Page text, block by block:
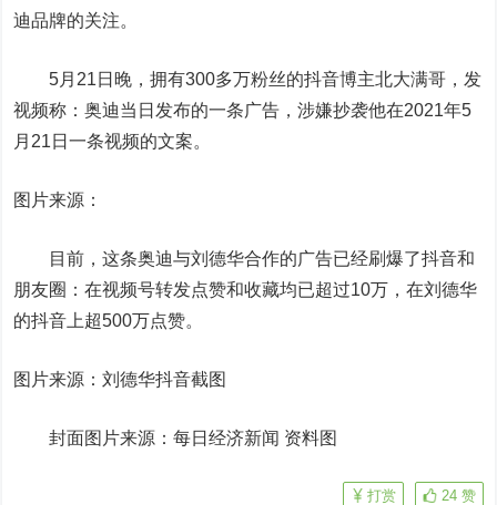
迪品牌的关注。
5月21日晚，拥有300多万粉丝的抖音博主北大满哥，发
视频称：奥迪当日发布的一条广告，涉嫌抄袭他在2021年5
月21日一条视频的文案。
图片来源：
目前，这条奥迪与刘德华合作的广告已经刷爆了抖音和
朋友圈：在视频号转发点赞和收藏均已超过10万，在刘德华
的抖音上超500万点赞。
图片来源：刘德华抖音截图
封面图片来源：每日经济新闻 资料图
24 赞
打赏